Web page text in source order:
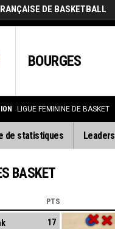
DE BASKETBALL
BOURGES
LIGUE FEMININE DE BASKET
de statistiques Leaders
BASKET
PTS
17